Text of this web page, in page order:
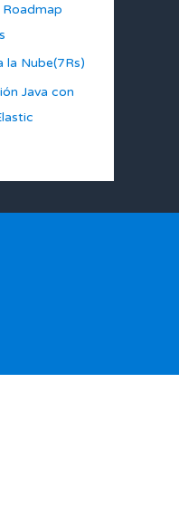
la Nube(7Rs)
Java con